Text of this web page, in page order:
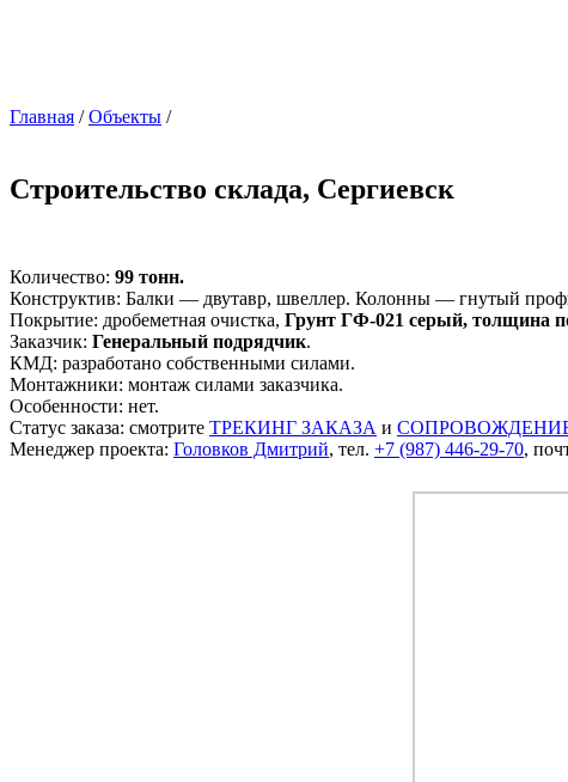
Главная /Объекты /
Строительство склада, Сергиевск
Количество: 99 тонн.
Конструктив: Балки — двутавр, швеллер. Колонны — гнутый
Покрытие: дробеметная очистка, Грунт ГФ-021 серый, толщина
Заказчик: Генеральный подрядчик.
КМД: разработано собственными силами.
Монтажники: монтаж силами заказчика.
Особенности: нет.
Статус заказа: смотрите ТРЕКИНГ ЗАКАЗА и
Менеджер проекта: Головков Дмитрий, тел. +7 (987) 446-29-70,